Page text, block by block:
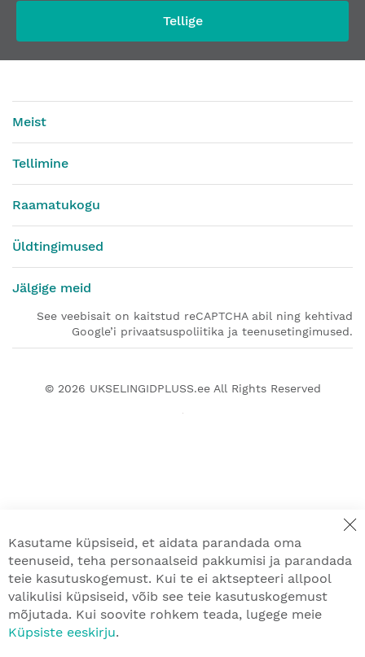
Tellige
Meist
Tellimine
Raamatukogu
Üldtingimused
Jälgige meid
See veebisait on kaitstud reCAPTCHA abil ning kehtivad
Google’i privaatsuspoliitika ja teenusetingimused.
© 2026 UKSELINGIDPLUSS.eeAll Rights Reserved
Kasutame küpsiseid, et aidata parandada oma
teenuseid, teha personaalseid pakkumisi ja parandada
teie kasutuskogemust. Kui te ei aktsepteeri allpool
valikulisi küpsiseid, võib see teie kasutuskogemust
mõjutada. Kui soovite rohkem teada, lugege meie
Küpsiste eeskirju.